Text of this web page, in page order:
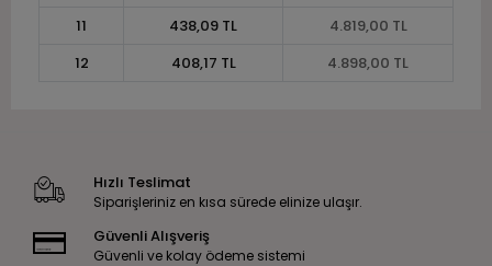
11
438,09 TL
4.819,00 TL
12
408,17 TL 4.898,00 TL
Hızlı Teslimat
Siparişleriniz en kısa sürede elinize ulaşır.
Güvenli Alışveriş
Güvenli ve kolay ödeme sistemi